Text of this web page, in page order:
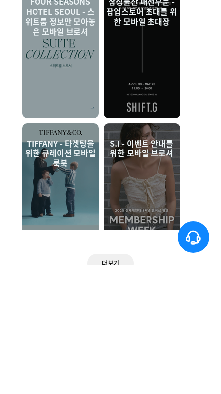
HOTEL SEOUL - 스
위트룸 정보만 모아놓
은 모바일 브로셔
팝업스토어 초대를 위
한 모바일 초대장
TIFFANY - 타겟팅을
위한 큐레이션 모바일
룩북
S.I - 이벤트 안내를
위한 모바일 브로셔
더보기